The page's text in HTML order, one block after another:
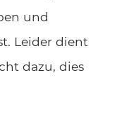
und
Leider dient
dazu, dies